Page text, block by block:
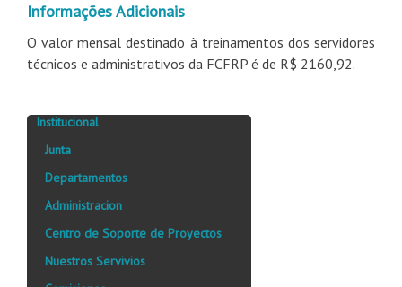
Informações Adicionais
O valor mensal destinado à treinamentos dos servidores
técnicos e administrativos da FCFRP é de R$ 2160,92.
Institucional
Junta
Departamentos
Administracion
Centro de Soporte de Proyectos
Nuestros Servivios